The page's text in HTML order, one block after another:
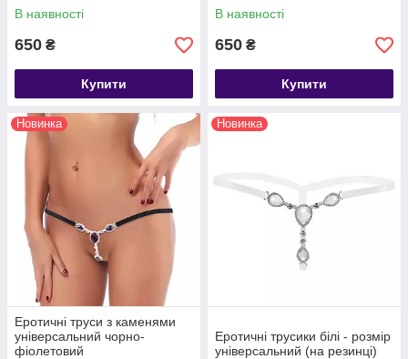
В наявності
650 ₴
Купити
В наявності
650 ₴
Купити
Новинка
Еротичні труси з каменями
універсальний чорно-
фіолетовий
Новинка
Еротичні трусики білі - розмір
універсальний (на резинці)